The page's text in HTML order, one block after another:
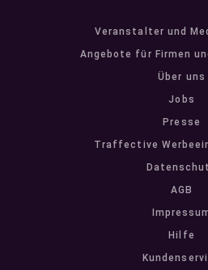
Veranstalter und
Angebote für Firmen
Über uns
Jobs
Presse
Traffective
AGB
Hilfe